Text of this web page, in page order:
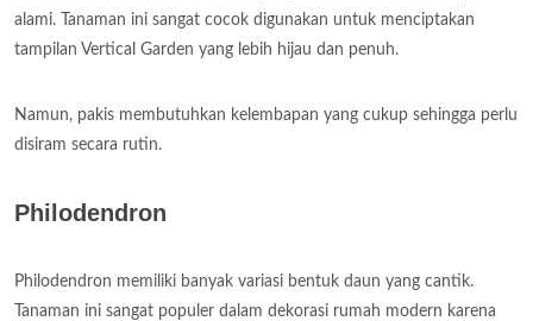
alami. Tanaman ini sangat cocok digunakan untuk menciptakan
tampilan Vertical Garden yang lebih hijau dan penuh.
Namun, pakis membutuhkan kelembapan yang cukup sehingga perlu
disiram secara rutin.
Philodendron
Philodendron memiliki banyak variasi bentuk daun yang cantik.
Tanaman ini sangat populer dalam dekorasi rumah modern karena